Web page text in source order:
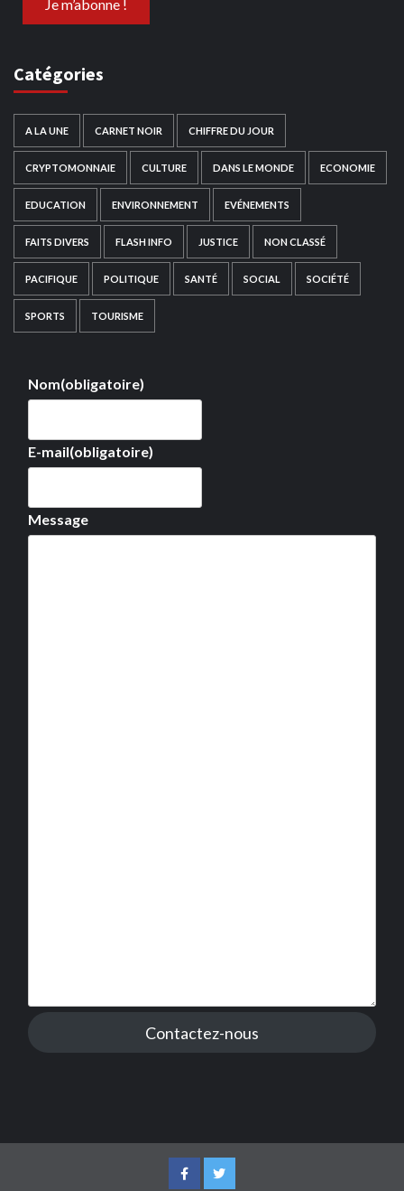
Catégories
A LA UNE CARNET NOIR CHIFFRE DU JOUR
CRYPTOMONNAIE CULTURE DANS LE MONDE ECONOMIE
EDUCATION ENVIRONNEMENT EVÉNEMENTS
FAITS DIVERS FLASH INFO JUSTICE NON CLASSÉ
PACIFIQUE POLITIQUE SANTÉ SOCIAL SOCIÉTÉ
SPORTS TOURISME
Nom(obligatoire)
E-mail(obligatoire)
Message
Contactez-nous
FacebookTwitter